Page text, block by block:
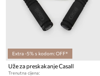
Extra -5% s kodom: OFF*
Uže za preskakanje Casall
Trenutna cijena: